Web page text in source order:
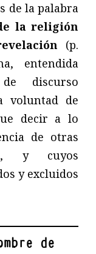
de la palabra
la religión
(p.
entendida
discurso
voluntad de
decir a lo
de otras
y cuyos
y excluidos
de